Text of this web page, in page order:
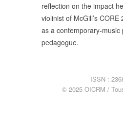
reflection on the impact
violinist of McGill’s
as a contemporary-music
pedagogue.
ISSN :
© 2025 OICRM /